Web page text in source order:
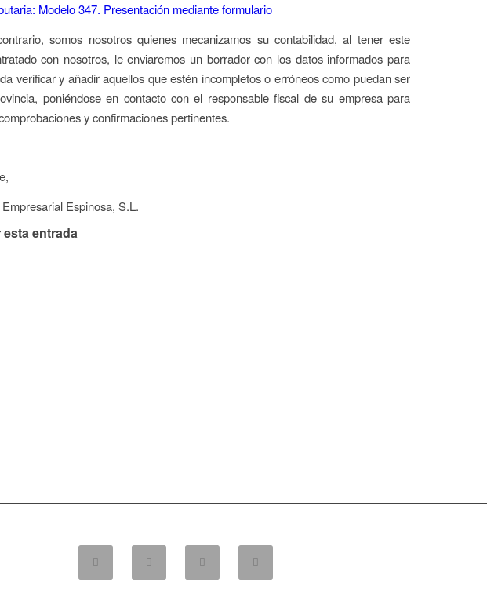
Modelo 347. Presentación mediante formulario
somos nosotros quienes mecanizamos su contabilidad, al tener este
con nosotros, le enviaremos un borrador con los datos informados para
verificar y añadir aquellos que estén incompletos o erróneos como puedan ser
poniéndose en contacto con el responsable fiscal de su empresa para
y confirmaciones pertinentes.
Espinosa, S.L.
entrada